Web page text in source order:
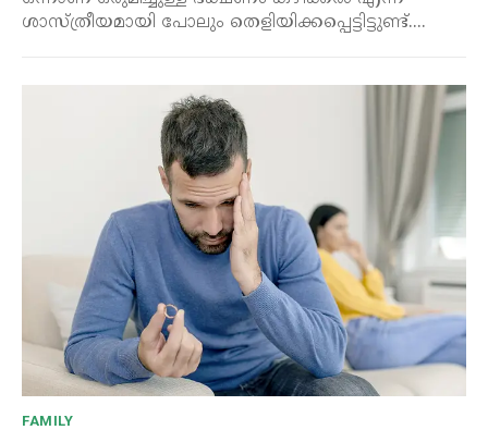
ശാസ്ത്രീയമായി പോലും തെളിയിക്കപ്പെട്ടിട്ടുണ്ട്....
FAMILY